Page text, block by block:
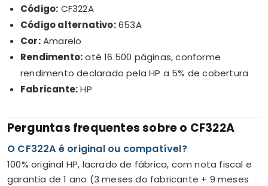
Código: CF322A
Código alternativo:653A
Cor:Amarelo
Rendimento:até 16.500 páginas, conforme
rendimento declarado pela HP a 5% de cobertura
Fabricante:HP
Perguntas frequentes sobre o CF322A
O CF322A é original ou compatível?
100% original HP, lacrado de fábrica, com nota fiscal e
garantia de 1 ano (3 meses do fabricante + 9 meses